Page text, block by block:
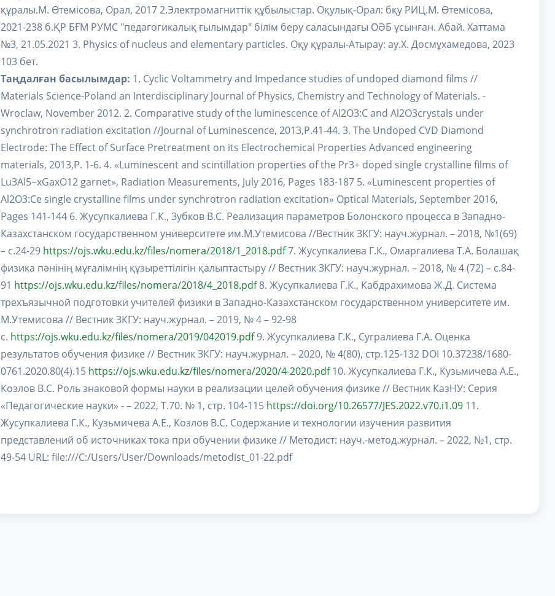
құралы.М. Өтемісова, Орал, 2017 2.Электромагниттік құбылыстар. Оқулық-Орал: бқу РИЦ.М. Өтемісова,
2021-238 б.ҚР БҒМ РУМС "педагогикалық ғылымдар" білім беру саласындағы ОӘБ ұсынған. Абай. Хаттама
№3, 21.05.2021 3. Physics of nucleus and elementary particles. Оқу құралы-Атырау: ау.Х. Досмұхамедова, 2023
103 бет.
Таңдалған басылымдар: 1. Cyclic Voltammetry and Impedance studies of undoped diamond films //
Materials Science-Poland an Interdisciplinary Journal of Physics, Chemistry and Technology of Materials. -
Wroclaw, November 2012. 2. Comparative study of the luminescence of Al2O3:C and Al2O3crystals under
synchrotron radiation excitation //Journal of Luminescence, 2013,P.41-44. 3. The Undoped CVD Diamond
Electrode: The Effect of Surface Pretreatment on its Electrochemical Properties Advanced engineering
materials, 2013,P. 1-6. 4. «Luminescent and scintillation properties of the Pr3+ doped single crystalline films of
Lu3Al5−xGaxO12 garnet», Radiation Measurements, July 2016, Pages 183-187 5. «Luminescent properties of
Al2O3:Ce single crystalline films under synchrotron radiation excitation» Optical Materials, September 2016,
Pages 141-144 6. Жусупкалиева Г.К., Зубков В.С. Реализация параметров Болонского процесса в Западно-
Казахстанском государственном университете им.М.Утемисова //Вестник ЗКГУ: науч.журнал. – 2018, №1(69)
– с.24-29 https://ojs.wku.edu.kz/files/nomera/2018/1_2018.pdf7. Жусупкалиева Г.К., Омаргалиева Т.А. Болашақ
физика пәнінің мұғалімнің құзыреттілігін қалыптастыру // Вестник ЗКГУ: науч.журнал. – 2018, № 4 (72) – с.84-
91 https://ojs.wku.edu.kz/files/nomera/2018/4_2018.pdf8. Жусупкалиева Г.К., Кабдрахимова Ж.Д. Система
трехъязычной подготовки учителей физики в Западно-Казахстанском государственном университете им.
М.Утемисова // Вестник ЗКГУ: науч.журнал. – 2019, № 4 – 92-98
c. https://ojs.wku.edu.kz/files/nomera/2019/042019.pdf9. Жусупкалиева Г.К., Сугралиева Г.А. Оценка
результатов обучения физике // Вестник ЗКГУ: науч.журнал. – 2020, № 4(80), стр.125-132 DOI 10.37238/1680-
0761.2020.80(4).15 https://ojs.wku.edu.kz/files/nomera/2020/4-2020.pdf10. Жусупкалиева Г.К., Кузьмичева А.Е.,
Козлов В.С. Роль знаковой формы науки в реализации целей обучения физике // Вестник КазНУ: Серия
«Педагогические науки» - – 2022, Т.70. № 1, стр. 104-115 https://doi.org/10.26577/JES.2022.v70.i1.09 11.
Жусупкалиева Г.К., Кузьмичева А.Е., Козлов В.С. Содержание и технологии изучения развития
представлений об источниках тока при обучении физике // Методист: науч.-метод.журнал. – 2022, №1, стр.
49-54 URL: file:///C:/Users/User/Downloads/metodist_01-22.pdf